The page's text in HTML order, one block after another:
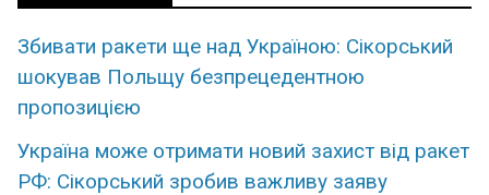
Збивати ракети ще над Україною: Сікорський
шокував Польщу безпрецедентною
пропозицією
Україна може отримати новий захист від ракет
РФ: Сікорський зробив важливу заяву